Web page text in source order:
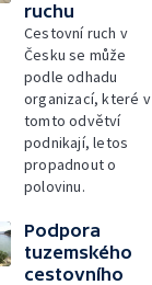
ruchu
Cestovní ruch v
Česku se může
podle odhadu
organizací, které v
tomto odvětví
podnikají, letos
propadnout o
polovinu.
Podpora
tuzemského
cestovního